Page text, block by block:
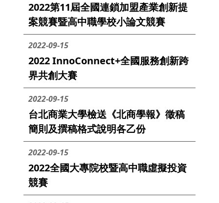
2022第11屆全國連鎖加盟產業創新提
案競賽暨高中職學校小論文競賽
2022-09-15
2022 InnoConnect+全國服務創新跨
界共創大賽
2022-09-15
台北商業大學檢送《北商學報》徵稿
簡則及撰稿格式說明各乙份
2022-09-15
2022全國大專院校暨高中職虛擬投資
競賽